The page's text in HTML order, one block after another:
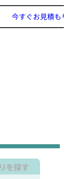
今すぐお見積もり
を探す